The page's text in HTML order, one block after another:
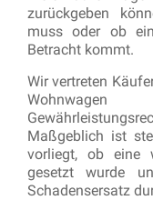
zurückgeben
muss oder ob
Betracht kommt.
Wir vertreten
Maßgeblich ist
vorliegt, ob eine
gesetzt wurde
Schadensersatz